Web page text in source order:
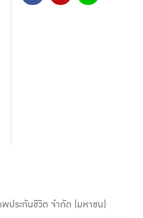
พประกันชีวิต จำกัด (มหาชน)